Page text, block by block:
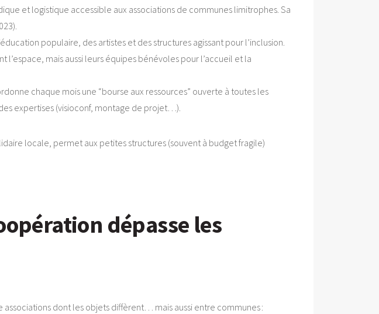
et logistique accessible aux associations de communes limitrophes. Sa
populaire, des artistes et des structures agissant pour l’inclusion.
mais aussi leurs équipes bénévoles pour l’accueil et la
chaque mois une “bourse aux ressources” ouverte à toutes les
expertises (visioconf, montage de projet…).
locale, permet aux petites structures (souvent à budget fragile)
dépasse les
associations dont les objets diffèrent… mais aussi entre communes :